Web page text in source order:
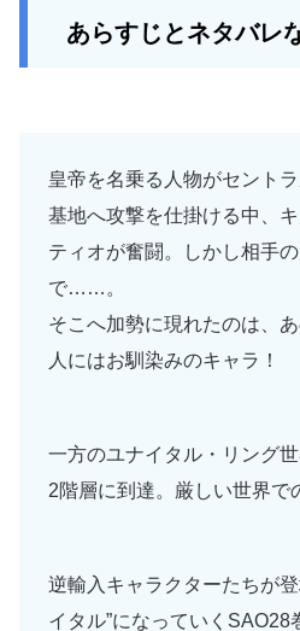
あらすじとネタバレ
皇帝を名乗る人物がセント
基地へ攻撃を仕掛ける中、
ティオが奮闘。しかし相手
で……。
そこへ加勢に現れたのは、
人にはお馴染みのキャラ！
一方のユナイタル・リング
2階層に到達。厳しい世界で
逆輸入キャラクターたちが
イタル”になっていくSAO28